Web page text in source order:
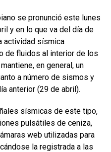
se pronunció este lunes
y en lo que va del día de
actividad sísmica
de fluidos al interior de los
en general, un
a número de sismos y
anterior (29 de abril).
sísmicas de este tipo,
pulsátiles de ceniza,
web utilizadas para
la registrada a las